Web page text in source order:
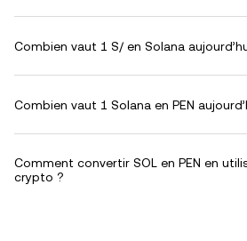
Combien vaut 1 S/ en Solana
Combien vaut 1 Solana en PEN
Comment convertir SOL en PEN en
crypto ?